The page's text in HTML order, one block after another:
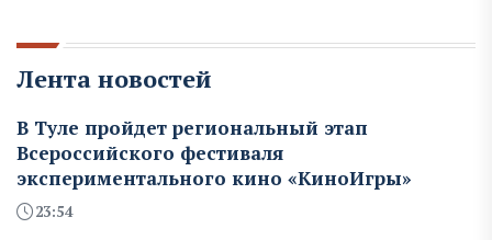
Лента новостей
В Туле пройдет региональный этап
Всероссийского фестиваля
экспериментального кино «КиноИгры»
23:54